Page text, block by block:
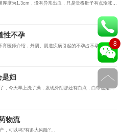
56岁，我妈妈绝经已经7年了，前几天检查子宫内膜厚度为1.3cm，没有异常出血，只是觉得肚子有点涨涨的，该怎...
性不孕
据南阳不孕不育医师介绍，外阴、阴道疾病引起的不孕占不孕症的1%～5%。阴道是性交和精液的容受器，某些外阴...
妇
从昨天开始下面就有点痒了，昨天晚上睡觉还痒醒了，今天早上洗了澡，发现外阴那还有白点，白带也是那种颗粒...
物流
，可以吗?有多大风险?...
8